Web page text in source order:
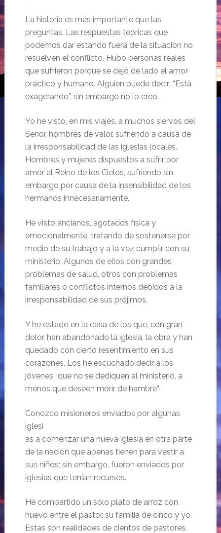
La historia es más importante que las
preguntas. Las respuestas teóricas que
podemos dar estando fuera de la situación no
resuelven el conflicto. Hubo personas reales
que sufrieron porque se dejó de lado el amor
práctico y humano. Alguien puede decir: “Está
exagerando”, sin embargo no lo creo.
Yo he visto, en mis viajes, a muchos siervos del
Señor, hombres de valor, sufriendo a causa de
la irresponsabilidad de las iglesias locales.
Hombres y mujeres dispuestos a sufrir por
amor al Reino de los Cielos, sufriendo sin
embargo por causa de la insensibilidad de los
hermanos innecesariamente.
He visto ancianos, agotados física y
emocionalmente, tratando de sostenerse por
medio de su trabajo y a la vez cumplir con su
ministerio. Algunos de ellos con grandes
problemas de salud, otros con problemas
familiares o conflictos internos debidos a la
irresponsabilidad de sus prójimos.
Y he estado en la casa de los que, con gran
dolor, han abandonado la iglesia, la obra y han
quedado con cierto resentimiento en sus
corazones. Los he escuchado decir a los
jóvenes “que no se dediquen al ministerio, a
menos que deseen morir de hambre”.
Conozco misioneros enviados por algunas
iglesi
as a comenzar una nueva iglesia en otra parte
de la nación que apenas tienen para vestir a
sus niños; sin embargo, fueron enviados por
iglesias que tenían recursos.
He compartido un sólo plato de arroz con
huevo entre el pastor, su familia de cinco y yo.
Estas son realidades de cientos de pastores,